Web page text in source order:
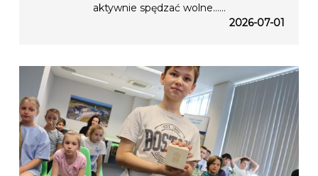
aktywnie spędzać wolne…...
2026-07-01